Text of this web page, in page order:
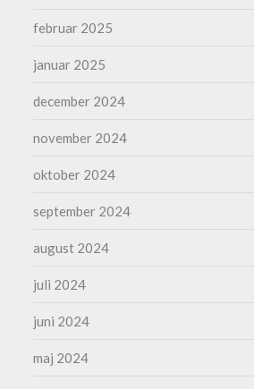
februar 2025
januar 2025
december 2024
november 2024
oktober 2024
september 2024
august 2024
juli 2024
juni 2024
maj 2024